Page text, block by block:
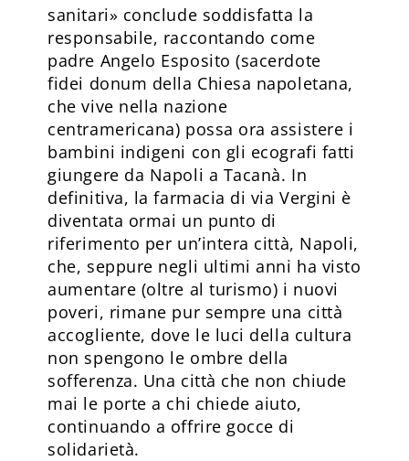
sanitari» conclude soddisfatta la
responsabile, raccontando come
padre Angelo Esposito (sacerdote
fidei donum della Chiesa napoletana,
che vive nella nazione
centramericana) possa ora assistere i
bambini indigeni con gli ecografi fatti
giungere da Napoli a Tacanà. In
definitiva, la farmacia di via Vergini è
diventata ormai un punto di
riferimento per un’intera città, Napoli,
che, seppure negli ultimi anni ha visto
aumentare (oltre al turismo) i nuovi
poveri, rimane pur sempre una città
accogliente, dove le luci della cultura
non spengono le ombre della
sofferenza. Una città che non chiude
mai le porte a chi chiede aiuto,
continuando a offrire gocce di
solidarietà.